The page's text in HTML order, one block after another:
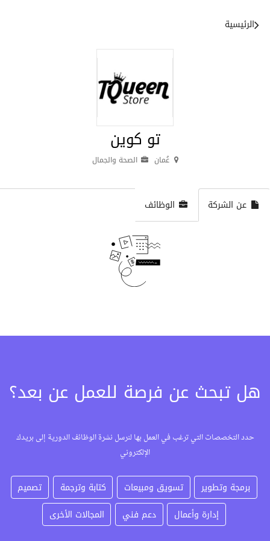
الرئيسية
تو كوين
عُمان الصحة والجمال
عن الشركة الوظائف
هل تبحث عن فرصة للعمل عن بعد؟
حدد التخصصات التي ترغب في العمل بها لنرسل نشرة الوظائف الدورية إلى بريدك
الإلكتروني
برمجة وتطوير تسويق ومبيعات كتابة وترجمة
تصميم
إدارة وأعمال
دعم فني المجالات الأخرى